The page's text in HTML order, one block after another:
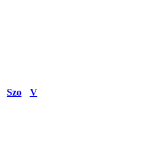
Szo
V